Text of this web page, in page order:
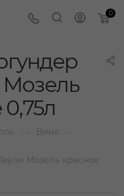
0
Мозель
Вино
Мозель красное